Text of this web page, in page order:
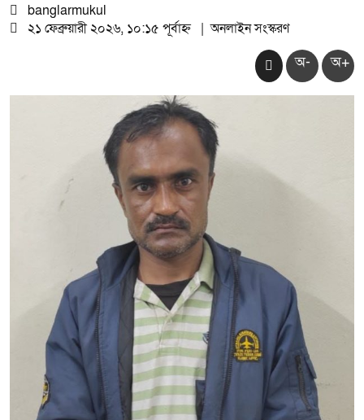
banglarmukul
২১ ফেব্রুয়ারী ২০২৬, ১০:১৫ পূর্বাহ্ন | অনলাইন সংস্করণ
অ- অ+